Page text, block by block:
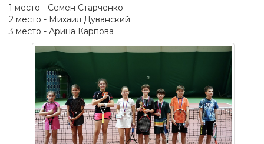
1 место - Семен Старченко
2 место - Михаил Дуванский
3 место - Арина Карпова